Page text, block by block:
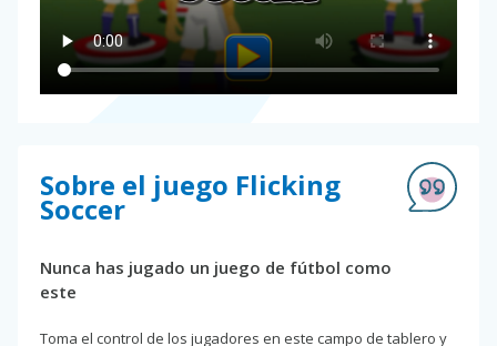
Sobre el juego Flicking
Soccer
Nunca has jugado un juego de fútbol como
este
Toma el control de los jugadores en este campo de tablero y